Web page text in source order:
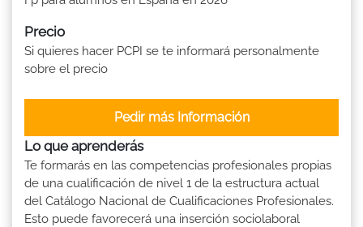
Precio
Si quieres hacer PCPI se te informará personalmente
sobre el precio
Pedir más Información
Lo que aprenderás
Te formarás en las competencias profesionales propias
de una cualificación de nivel 1 de la estructura actual
del Catálogo Nacional de Cualificaciones Profesionales.
Esto puede favorecerá una inserción sociolaboral